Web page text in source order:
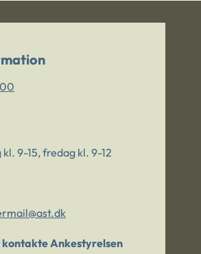
00
9-15, fredag kl. 9-12
kontakte Ankestyrelsen